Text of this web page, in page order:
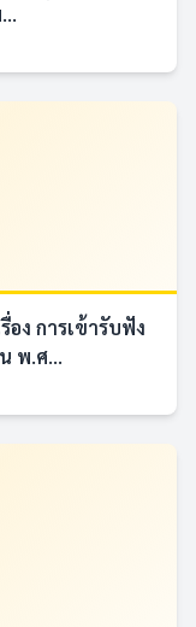
ง การเข้ารับฟัง
พ.ศ...